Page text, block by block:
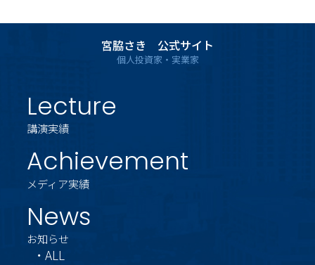
宮脇さき 公式サイト
個人投資家・実業家
Lecture
講演実績
Achievement
メディア実績
News
お知らせ
・ALL